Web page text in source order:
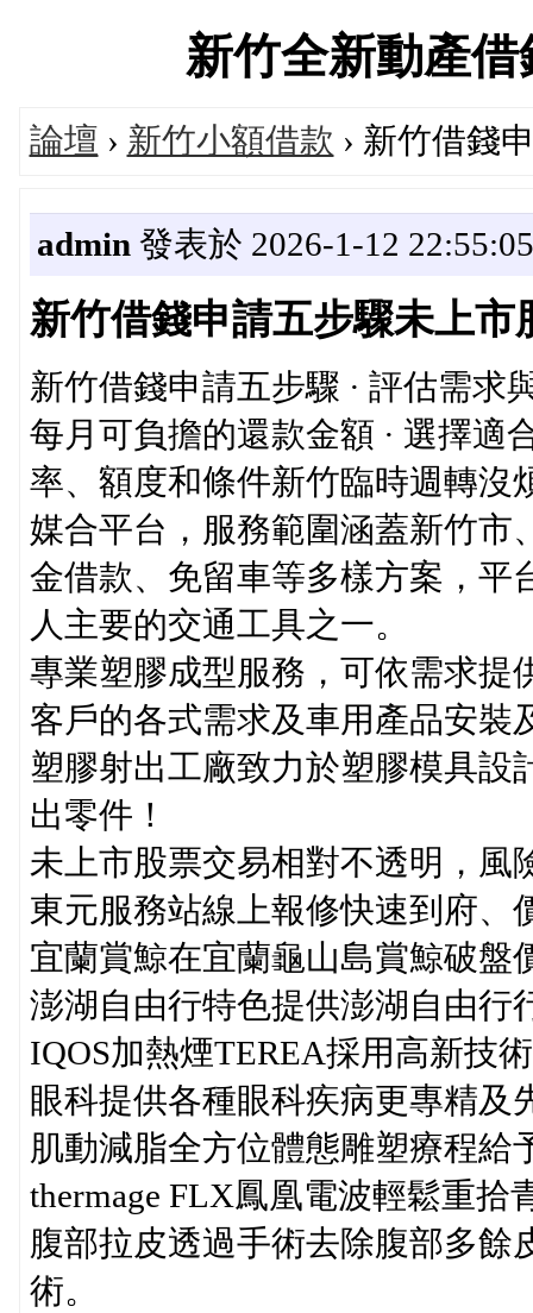
新竹全新動產
論壇 › 新竹小額借款 › 新竹借錢
admin 發表於 2026-1-12 22:55:05
新竹借錢申請五步驟未上市
新竹借錢申請五步驟 · 評估需求
每月可負擔的還款金額 · 選擇適
率、額度和條件新竹臨時週轉沒
媒合平台，服務範圍涵蓋新竹市
金借款、免留車等多樣方案，平
人主要的交通工具之一。
專業塑膠成型服務，可依需求提
客戶的各式需求及車用產品安裝
塑膠射出工廠致力於塑膠模具設
出零件！
未上市股票交易相對不透明，風
東元服務站線上報修快速到府、
宜蘭賞鯨在宜蘭龜山島賞鯨破盤
澎湖自由行特色提供澎湖自由行
IQOS加熱煙TEREA採用高新技
眼科提供各種眼科疾病更專精及
肌動減脂全方位體態雕塑療程給
thermage FLX鳳凰電波輕鬆重
腹部拉皮透過手術去除腹部多餘
術。